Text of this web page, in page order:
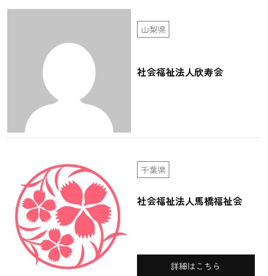
山梨県
社会福祉法人欣寿会
千葉県
社会福祉法人馬橋福祉会
詳細はこちら